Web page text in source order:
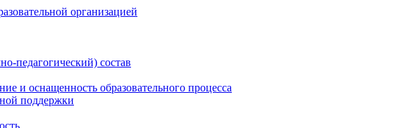
организацией
педагогический) состав
и оснащенность образовательного процесса
поддержки